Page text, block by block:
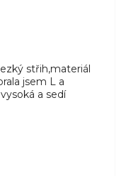
střih,materiál
jsem L a
a sedí